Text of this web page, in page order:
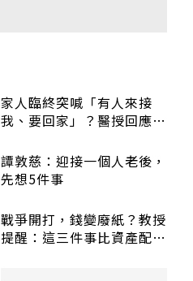
家人臨終突喊「有人來接
我、要回家」？醫授回應方
譚敦慈：迎接一個人老後，
先想5件事
戰爭開打，錢變廢紙？教授
提醒：這三件事比資產配置